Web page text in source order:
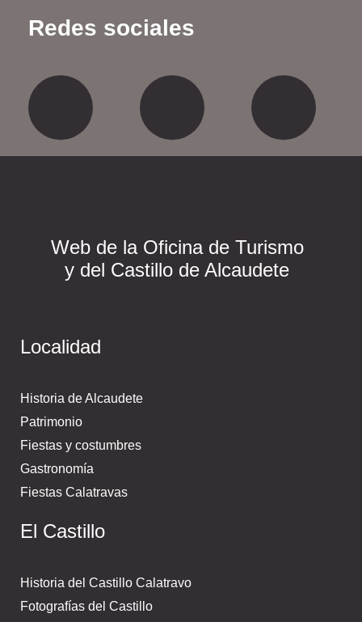
Redes sociales
FacebookTwitter
Web de la Oficina de Turismo
y del Castillo de Alcaudete
Localidad
Historia de Alcaudete
Patrimonio
Fiestas y costumbres
Gastronomía
Fiestas Calatravas
El Castillo
Historia del Castillo Calatravo
Fotografías del Castillo